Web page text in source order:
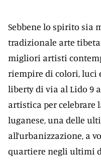
Sebbene lo spirito sia
tradizionale arte
migliori artisti
riempire di colori, luci
liberty di via al Lido 9
artistica per
luganese, una delle
all’urbanizzazione, a
quartiere negli ultimi